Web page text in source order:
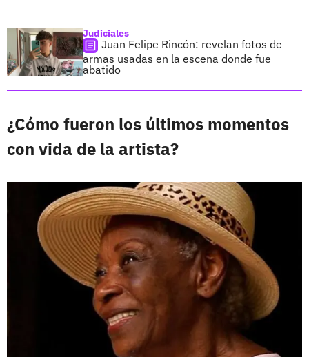
Judiciales
Juan Felipe Rincón: revelan fotos de
armas usadas en la escena donde fue
abatido
¿Cómo fueron los últimos momentos
con vida de la artista?